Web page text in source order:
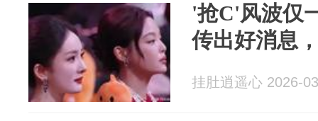
'抢C'风波仅
传出好消息
挂肚逍遥心 2026-